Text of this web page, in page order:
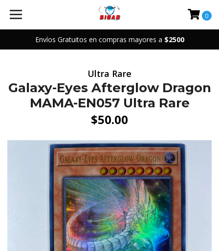
Envíos Gratuitos en compras mayores a $2500
0
Ultra Rare
Galaxy-Eyes Afterglow Dragon
MAMA-EN057 Ultra Rare
$50.00